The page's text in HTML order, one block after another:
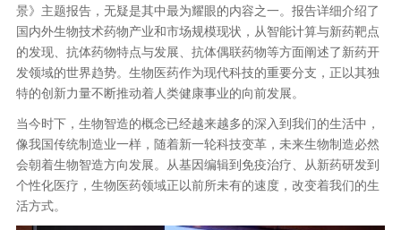
景》主题报告，无疑是其中最为耀眼的内容之一。报告详细介绍了
国内外生物技术药物产业和市场规模现状，从智能计算与新药靶点
的发现、抗体药物特点与发展、抗体偶联药物等方面阐述了新药开
发领域的世界趋势。生物医药作为现代科技的重要分支，正以其独
特的创新力量不断推动着人类健康事业的向前发展。
当今时下，生物智造的概念已经越来越多的深入到我们的生活中，
像我国传统制造业一样，随着新一轮科技变革，未来生物制造必然
会朝着生物智造方向发展。从基因编辑到免疫治疗、从新药研发到
个性化医疗，生物医药领域正以前所未有的速度，改变着我们的生
活方式。